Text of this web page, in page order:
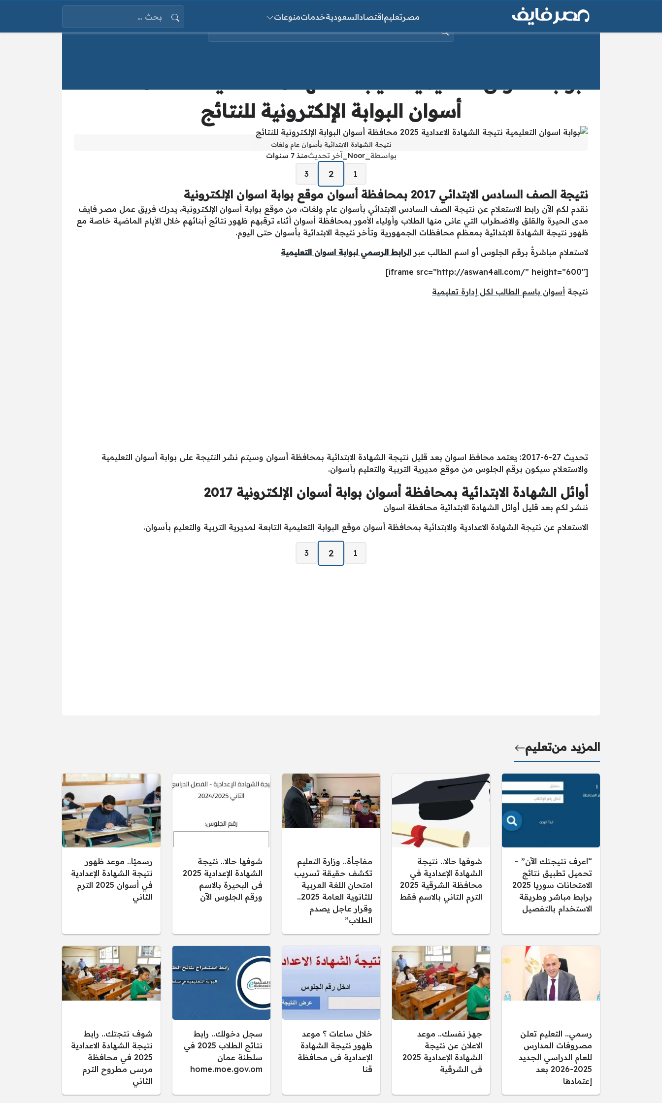
مصرتعليماقتصادالسعوديةخدماتمنوعات
البحث عن:
أسوان البوابة الإلكترونية للنتائج
نتيجة الشهادة الابتدائية بأسوان عام ولغات
بواسطة _Noor_ آخر تحديثمنذ 7 سنوات
1
2
3
نتيجة الصف السادس الابتدائي 2017 بمحافظة أسوان موقع بوابة اسوان الإلكترونية
نقدم لكم الآن رابط الاستعلام عن نتيجة الصف السادس الابتدائي بأسوان عام ولغات، من موقع بوابة أسوان الإلكترونية، يدرك فريق عمل مصر فايف
مدى الحيرة والقلق والاضطراب التي عانى منها الطلاب وأولياء الأمور بمحافظة أسوان أثناء ترقبهم ظهور نتائج أبنائهم خلال الأيام الماضية خاصة مع
ظهور نتيجة الشهادة الابتدائية بمعظم محافظات الجمهورية وتأخر نتيجة الابتدائية بأسوان حتى اليوم.
لاستعلام مباشرةً برقم الجلوس أو اسم الطالب عبر الرابط الرسمي لبوابة اسوان التعليمية
[iframe src=”http://aswan4all.com/” height=”600″]
نتيجة أسوان باسم الطالب لكل إدارة تعليمية
تحديث 27-6-2017: يعتمد محافظ اسوان بعد قليل نتيجة الشهادة الابتدائية بمحافظة أسوان وسيتم نشر النتيجة على بوابة أسوان التعليمية
والاستعلام سيكون برقم الجلوس من موقع مديرية التربية والتعليم بأسوان.
أوائل الشهادة الابتدائية بمحافظة أسوان بوابة أسوان الإلكترونية 2017
ننشر لكم بعد قليل أوائل الشهادة الابتدائية محافظة اسوان
الاستعلام عن نتيجة الشهادة الاعدادية والابتدائية بمحافظة أسوان موقع البوابة التعليمية التابعة لمديرية التربية والتعليم بأسوان.
1
2
3
المزيد منتعليم
“اعرف نتيجتك الآن” –
تحميل تطبيق نتائج
الامتحانات سوريا 2025
برابط مباشر وطريقة
الاستخدام بالتفصيل
شوفها حالا.. نتيجة
الشهادة الإعدادية في
محافظة الشرقية 2025
الترم التاني بالاسم فقط
مفاجأة.. وزارة التعليم
تكشف حقيقة تسريب
امتحان اللغة العربية
للثانوية العامة 2025..
وقرار عاجل يصدم
الطلاب”
شوفها حالا.. نتيجة
الشهادة الإعدادية 2025
فى البحيرة بالاسم
ورقم الجلوس الآن
رسميًا.. موعد ظهور
نتيجة الشهادة الإعدادية
في أسوان 2025 الترم
الثاني
رسمي.. التعليم تعلن
مصروفات المدارس
للعام الدراسي الجديد
2025-2026 بعد
إعتمادها
جهز نفسك.. موعد
الاعلان عن نتيجة
الشهادة الإعدادية 2025
فى الشرقية
خلال ساعات ؟ موعد
ظهور نتيجة الشهادة
الإعدادية فى محافظة
قنا
سجل دخولك.. رابط
نتائج الطلاب 2025 في
سلطنة عمان
home.moe.gov.om
شوف نتجتك.. رابط
نتيجة الشهادة الاعدادية
2025 في محافظة
مرسى مطروح الترم
الثاني